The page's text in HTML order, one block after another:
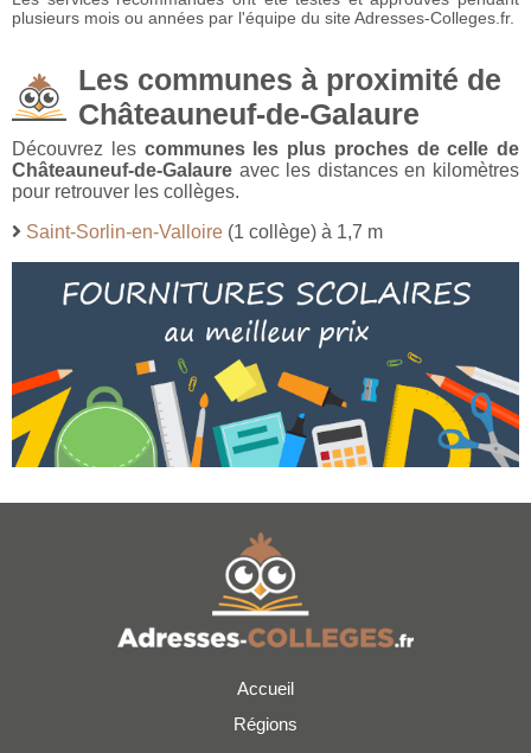
plusieurs mois ou années par l'équipe du site Adresses-Colleges.fr.
Les communes à proximité de
Châteauneuf-de-Galaure
Découvrez les communes les plus proches de celle de
Châteauneuf-de-Galaure avec les distances en kilomètres
pour retrouver les collèges.
Saint-Sorlin-en-Valloire (1 collège) à 1,7 m
Accueil
Régions